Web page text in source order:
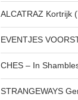
ALCATRAZ Kortrijk
EVENTJES
CHES – In
STRANGEWAYS